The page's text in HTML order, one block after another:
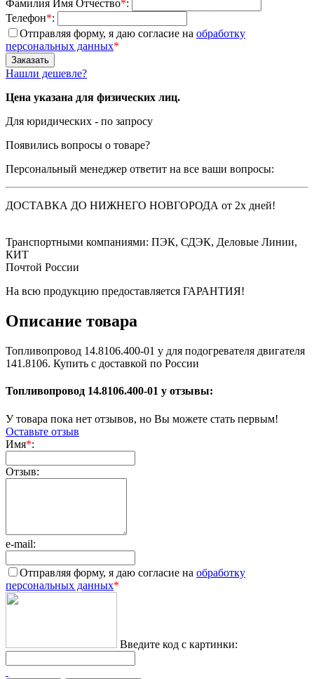
Фамилия Имя Отчество*:
Телефон*:
Отправляя форму, я даю согласие на обработку
персональных данных*
Нашли дешевле?
Цена указана для физических лиц.
Для юридических - по запросу
Появились вопросы о товаре?
Персональный менеджер ответит на все ваши вопросы:
ДОСТАВКА ДО НИЖНЕГО НОВГОРОДА от 2х дней!
Транспортными компаниями: ПЭК, СДЭК, Деловые Линии,
КИТ
Почтой России
На всю продукцию предоставляется ГАРАНТИЯ!
Описание товара
Топливопровод 14.8106.400-01 у для подогревателя двигателя
141.8106. Купить с доставкой по России
Топливопровод 14.8106.400-01 у отзывы:
У товара пока нет отзывов, но Вы можете стать первым!
Оставьте отзыв
Имя*:
Отзыв:
e-mail:
Отправляя форму, я даю согласие на обработку
персональных данных*
Введите код с картинки: